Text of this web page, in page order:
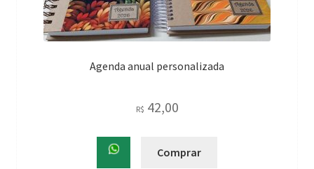
Agenda anual personalizada
R$ 42,00
Comprar